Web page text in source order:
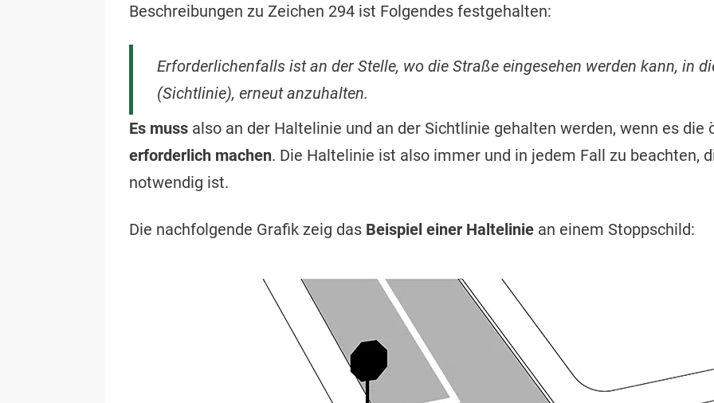
Beschreibungen zu Zeichen 294 ist Folgendes festgehalten:
Erforderlichenfalls ist an der Stelle, wo die Straße eingesehen werden kann, in
(Sichtlinie), erneut anzuhalten.
Es muss also an der Haltelinie und an der Sichtlinie gehalten werden, wenn es die
erforderlich machen. Die Haltelinie ist also immer und in jedem Fall zu beachten,
notwendig ist.
Die nachfolgende Grafik zeig das Beispiel einer Haltelinie an einem Stoppschild: